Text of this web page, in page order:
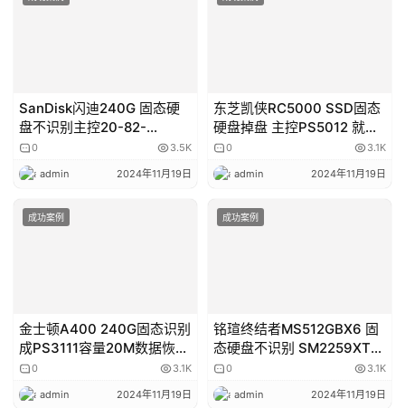
SanDisk闪迪240G 固态硬
盘不识别主控20-82-
00469-2芯片级数据恢复成
功
0 3.5K
admin 2024年11月19日
东芝凯侠RC5000 SSD固态
硬盘掉盘 主控PS5012 就绪
容量0MB 数据恢复成功
0 3.1K
admin 2024年11月19日
成功案例
金士顿A400 240G固态识别
成PS3111容量20M数据恢复
成功
0 3.1K
admin 2024年11月19日
成功案例
铭瑄终结者MS512GBX6 固
态硬盘不识别 SM2259XT数
据恢复成功
0 3.1K
admin 2024年11月19日